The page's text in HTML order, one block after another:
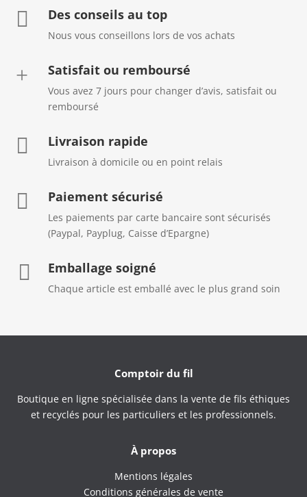
 Des conseils au top
Nous vous conseillons lors de vos achats
+ Satisfait ou remboursé
Vous avez 7 jours pour changer d’avis, satisfait ou
remboursé
 Livraison rapide
Livraison à domicile ou en point relais
 Paiement sécurisé
Les paiements par carte bancaire sont sécurisés
(Paypal, Payplug, Caisse d’Epargne)
 Emballage soigné
Chaque article est emballé avec le plus grand soin
Comptoir du fil
Boutique en ligne spécialisée dans la vente de fils éthiques
et recyclés pour les particuliers et les professionnels.
À propos
Mentions légales
Conditions générales de vente